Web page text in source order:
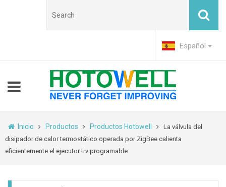
Español
Inicio Productos Productos Hotowell
La válvula del
disipador de calor termostático operada por ZigBee calienta
eficientemente el ejecutor trv programable